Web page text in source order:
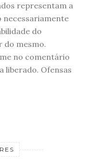
representam a
necessariamente
do
do mesmo.
no comentário
liberado. Ofensas